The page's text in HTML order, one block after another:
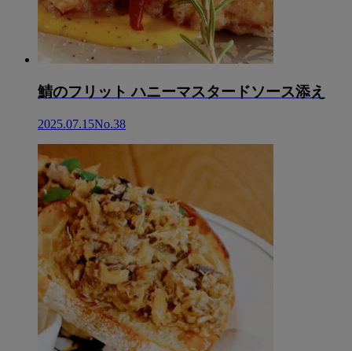
鯖のフリット ハニーマスタードソース添え
2025.07.15No.38